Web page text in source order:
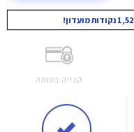
קנייה בטוחה